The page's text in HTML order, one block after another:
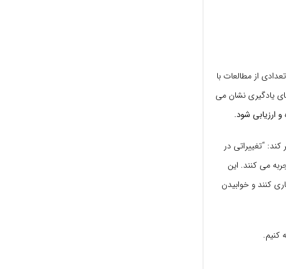
از مطالعات با
یادگیری نشان می
ارزیابی شود.
“تغییراتی در
می کنند. این
کنند و خوابیدن
کنیم.